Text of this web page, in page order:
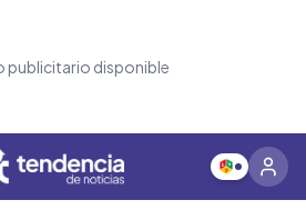
publicitario disponible